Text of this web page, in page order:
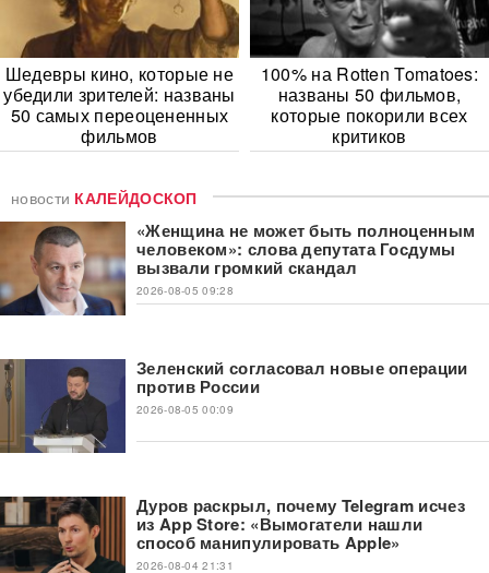
Шедевры кино, которые не
убедили зрителей: названы
50 самых переоцененных
фильмов
100% на Rotten Tomatoes:
названы 50 фильмов,
которые покорили всех
критиков
новости КАЛЕЙДОСКОП
«Женщина не может быть полноценным
человеком»: слова депутата Госдумы
вызвали громкий скандал
2026-08-05 09:28
Зеленский согласовал новые операции
против России
2026-08-05 00:09
Дуров раскрыл, почему Telegram исчез
из App Store: «Вымогатели нашли
способ манипулировать Apple»
2026-08-04 21:31